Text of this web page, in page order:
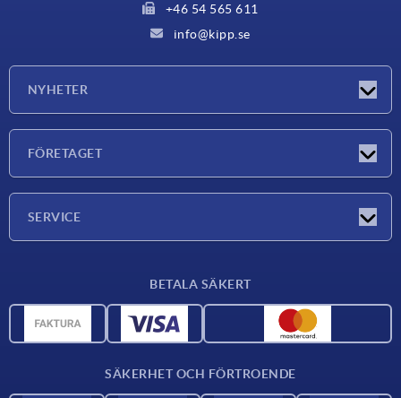
+46 54 565 611
info@kipp.se
NYHETER
FÖRETAGET
SERVICE
CAD-data
BETALA SÄKERT
SÄKERHET OCH FÖRTROENDE